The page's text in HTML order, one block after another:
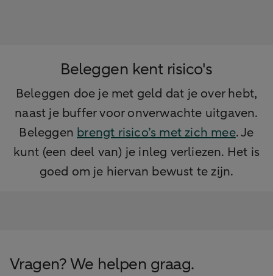
Beleggen kent risico's
Beleggen doe je met geld dat je over hebt,
naast je buffer voor onverwachte uitgaven.
Beleggen brengt risico’s met zich mee. Je
kunt (een deel van) je inleg verliezen. Het is
goed om je hiervan bewust te zijn.
Vragen? We helpen graag.